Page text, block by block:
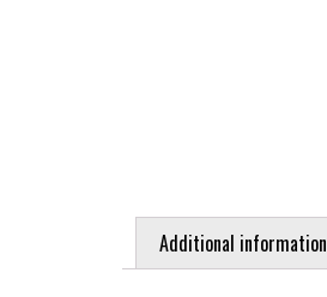
Additional information